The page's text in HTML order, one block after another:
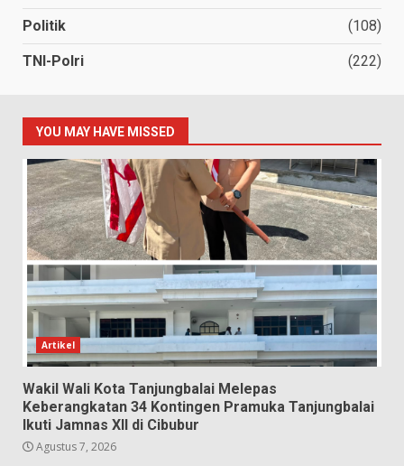
Politik (108)
TNI-Polri (222)
YOU MAY HAVE MISSED
Artikel
Wakil Wali Kota Tanjungbalai Melepas
Keberangkatan 34 Kontingen Pramuka Tanjungbalai
Ikuti Jamnas XII di Cibubur
Agustus 7, 2026